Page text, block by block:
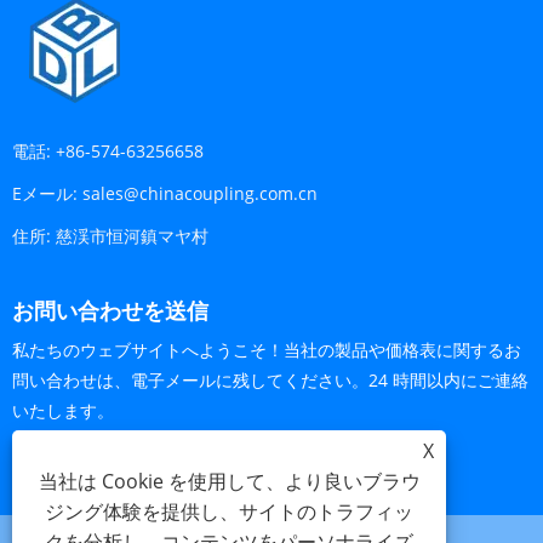
電話: +86-574-63256658
Eメール: sales@chinacoupling.com.cn
住所: 慈渓市恒河鎮マヤ村
お問い合わせを送信
私たちのウェブサイトへようこそ！当社の製品や価格表に関するお
問い合わせは、電子メールに残してください。24 時間以内にご連絡
いたします。
X
当社は Cookie を使用して、より良いブラウ
ジング体験を提供し、サイトのトラフィッ